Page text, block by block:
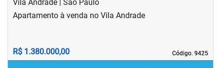
Vila Andrade | São Paulo
Código. 9425
Código. 9425
Apartamento à venda no Vila Andrade
R$ 1.380.000,00